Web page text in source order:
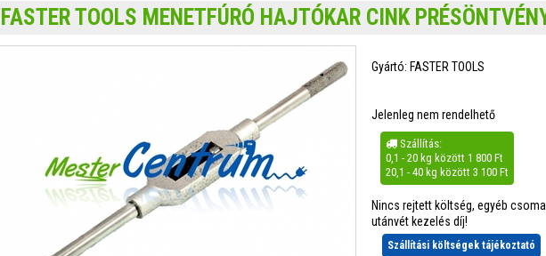
FASTER TOOLS MENETFÚRÓ HAJTÓKAR CINK
Gyártó: FASTER TOOLS
Jelenleg nem rendelhető
 Szállítás:
0,1 - 20 kg között 1 800 Ft
20,1 - 40 kg között 3 100 Ft
Nincs rejtett költség, egyéb
utánvét kezelés díj!
Szállítási költségek tájékoztató